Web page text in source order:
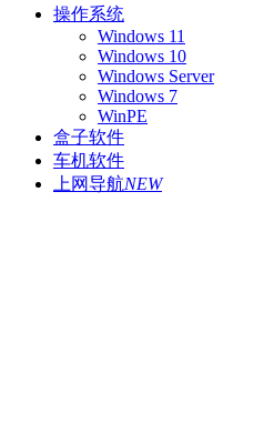
操作系统
Windows 11
Windows 10
Windows Server
Windows 7
WinPE
盒子软件
车机软件
上网导航NEW